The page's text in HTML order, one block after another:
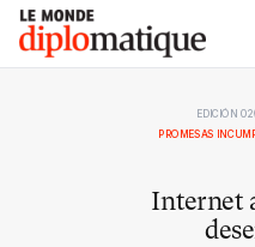
Skip
content
Le monde diplomatique
EDICIÓN
PROMESAS
Internet